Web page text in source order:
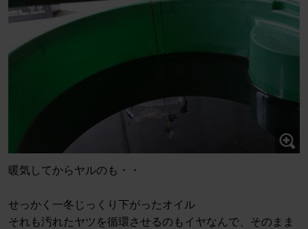
暖気してからヤルのも・・
せっかく一冬じっくり下がったオイル
それも汚れたヤツを循環させるのもイヤなんで、そのまま